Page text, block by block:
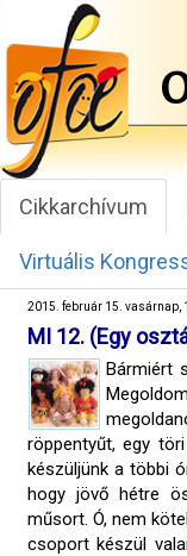
Cikkarchívum
Virtuális
2015. február 15. vasárnap,
MI 12. (Egy
Bármiért
röppentyűt, egy
készüljünk a többi
hogy jövő hétre
műsort. Ó, nem
csoport készül